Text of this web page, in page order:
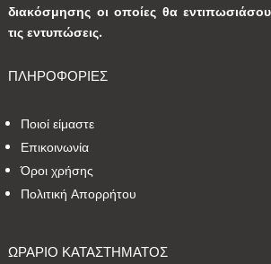
διακόσμησης οι οποίες θα
τις εντυπώσεις.
ΠΛΗΡΟΦΟΡΙΕΣ
Ποιοί είμαστε
Επικοινωνία
Όροι χρήσης
Πολιτική Απορρήτου
ΩΡΑΡΙΟ ΚΑΤΑΣΤΗΜΑΤΟΣ